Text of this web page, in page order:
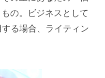
の。ビジネスとして
る場合、ライティン